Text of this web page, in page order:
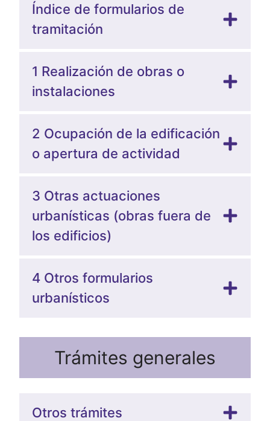
Índice de formularios de
tramitación
1 Realización de obras o
instalaciones
2 Ocupación de la edificación
o apertura de actividad
3 Otras actuaciones
urbanísticas (obras fuera de
los edificios)
4 Otros formularios
urbanísticos
Trámites generales
Otros trámites